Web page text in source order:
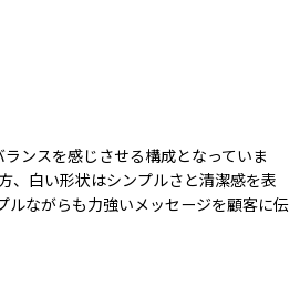
ンスを感じさせる構成となっていま
、白い形状はシンプルさと清潔感を表
ルながらも力強いメッセージを顧客に伝